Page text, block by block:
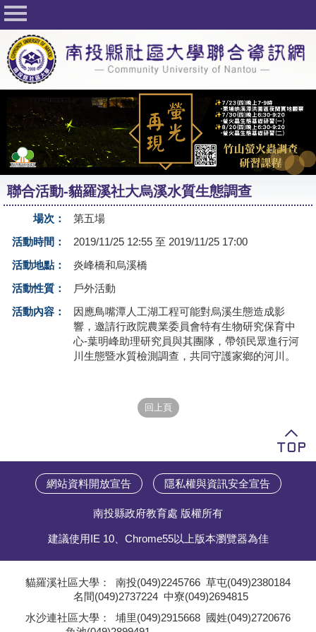
回首頁
關於社大
公佈欄
行事曆
最新活動
活動花絮
課程一覽表
志工與社團
友站連結
網路選課
聯合活動-貓羅溪社大烏溪水質生態調查
場次：
第五場
活動時間：
2019/11/25 12:55 至 2019/11/25 17:00
活動地點：
炎峰橋和烏溪橋
活動性質：
戶外活動
活動內容：
因應鳥嘴潭人工湖工程可能對烏溪生態造成影
響，邀請行政院農業委員會特有生物研究保育中
心-葉明峰助理研究員與其團隊，帶領民眾進行河
川生態暨水質檢測調查，共同守護家鄉的河川。
網站資料開放宣告 隱私權與資訊安全宣告
南投縣政府教育處 版權所有
建議使用IE 10、Chrome55以上版本瀏覽器為佳
貓羅溪社區大學： 南投(049)2245766 草屯(049)2380184
名間(049)2737224 中寮(049)2694815
水沙連社區大學： 埔里(049)2915668 國姓(049)2720676